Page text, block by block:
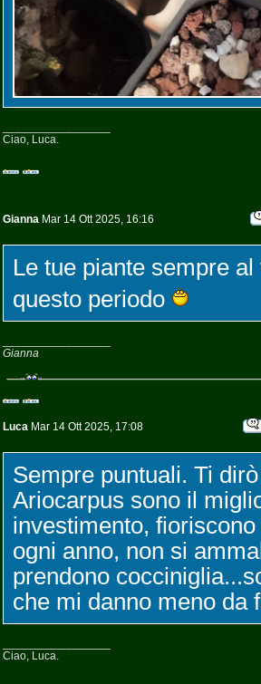
Ciao, Luca.
Gianna Mar 14 Ott 2025, 16:16
Le tue piante sempre
questo periodo
Gianna
Luca Mar 14 Ott 2025, 17:08
Sempre puntuali. Ti
Ariocarpus sono il
investimento,
ogni anno, non si
prendono
che mi danno meno da
Ciao, Luca.